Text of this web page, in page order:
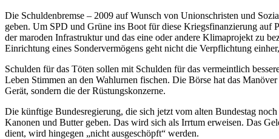
Die Schuldenbremse – 2009 auf Wunsch von Unionschristen und
geben. Um SPD und Grüne ins Boot für diese Kriegsfinanzierung auf
der maroden Infrastruktur und das eine oder andere Klimaprojekt zu
Einrichtung eines Sondervermögens geht nicht die Verpflichtung
Schulden für das Töten sollen mit Schulden für das vermeintlich
Leben Stimmen an den Wahlurnen fischen. Die Börse hat das
Gerät, sondern die der Rüstungskonzerne.
Die künftige Bundesregierung, die sich jetzt vom alten Bundestag
Kanonen und Butter geben. Das wird sich als Irrtum erweisen. Das
dient, wird hingegen „nicht ausgeschöpft“ werden.